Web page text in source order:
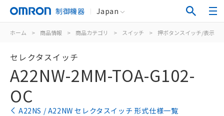
制御機器 Japan
ホーム > 商品情報 > 商品カテゴリ > スイッチ > 押ボタンスイッチ/表示灯
セレクタスイッチ
A22NW-2MM-TOA-G102-
OC
A22NS / A22NW セレクタスイッチ 形式仕様一覧